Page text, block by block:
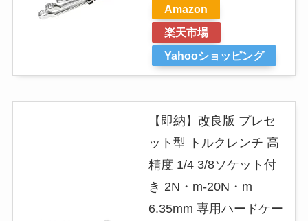
Amazon
楽天市場
Yahooショッピング
【即納】改良版 プレセ
ット型 トルクレンチ 高
精度 1/4 3/8ソケット付
き 2N・m-20N・m
6.35mm 専用ハードケー